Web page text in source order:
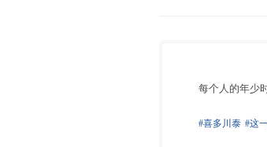
每个人的年少
#喜多川泰 #这